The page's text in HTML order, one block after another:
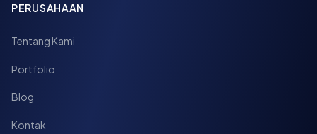
PERUSAHAAN
Tentang Kami
Portfolio
Blog
Kontak